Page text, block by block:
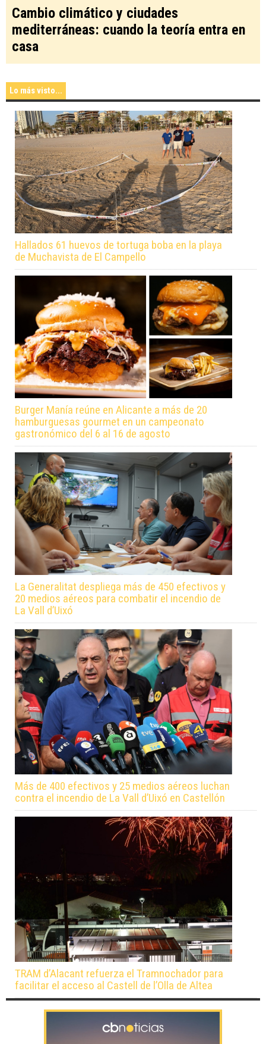
Cambio climático y ciudades
mediterráneas: cuando la teoría entra en
casa
Lo más visto...
Hallados 61 huevos de tortuga boba en la playa
de Muchavista de El Campello
Burger Manía reúne en Alicante a más de 20
hamburguesas gourmet en un campeonato
gastronómico del 6 al 16 de agosto
La Generalitat despliega más de 450 efectivos y
20 medios aéreos para combatir el incendio de
La Vall d’Uixó
Más de 400 efectivos y 25 medios aéreos luchan
contra el incendio de La Vall d’Uixó en Castellón
TRAM d’Alacant refuerza el Tramnochador para
facilitar el acceso al Castell de l’Olla de Altea